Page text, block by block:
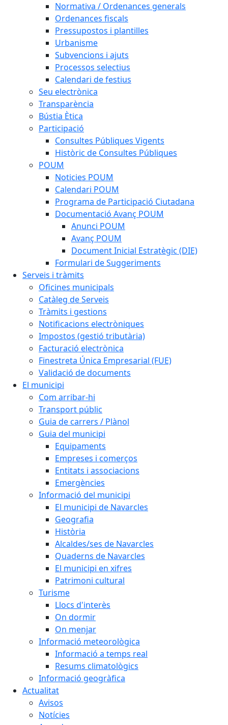
Normativa / Ordenances generals
Ordenances fiscals
Pressupostos i plantilles
Urbanisme
Subvencions i ajuts
Processos selectius
Calendari de festius
Seu electrònica
Transparència
Bústia Ètica
Participació
Consultes Públiques Vigents
Històric de Consultes Públiques
POUM
Noticies POUM
Calendari POUM
Programa de Participació Ciutadana
Documentació Avanç POUM
Anunci POUM
Avanç POUM
Document Inicial Estratègic (DIE)
Formulari de Suggeriments
Serveis i tràmits
Oficines municipals
Catàleg de Serveis
Tràmits i gestions
Notificacions electròniques
Impostos (gestió tributària)
Facturació electrònica
Finestreta Única Empresarial (FUE)
Validació de documents
El municipi
Com arribar-hi
Transport públic
Guia de carrers / Plànol
Guia del municipi
Equipaments
Empreses i comerços
Entitats i associacions
Emergències
Informació del municipi
El municipi de Navarcles
Geografia
Història
Alcaldes/ses de Navarcles
Quaderns de Navarcles
El municipi en xifres
Patrimoni cultural
Turisme
Llocs d'interès
On dormir
On menjar
Informació meteorològica
Informació a temps real
Resums climatològics
Informació geogràfica
Actualitat
Avisos
Notícies